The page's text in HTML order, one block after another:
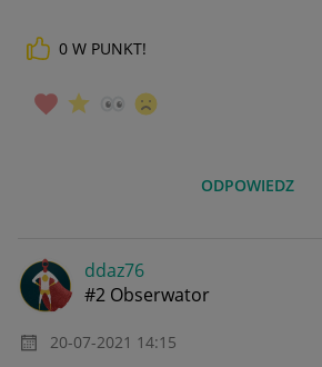
0 W PUNKT!
ODPOWIEDZ
ddaz76
#2 Obserwator
‎20-07-2021 14:15